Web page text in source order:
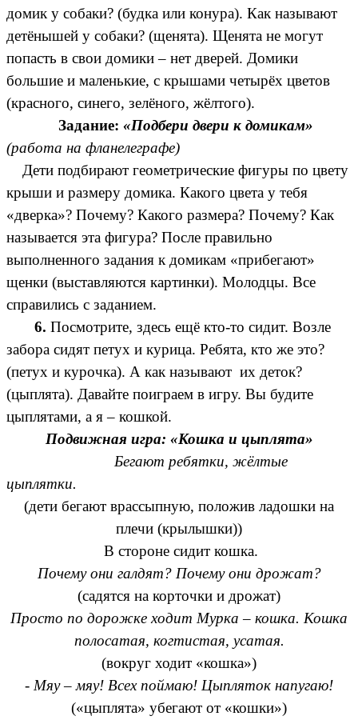
домик у собаки? (будка или конура). Как называют
детёнышей у собаки? (щенята). Щенята не могут
попасть в свои домики – нет дверей. Домики
большие и маленькие, с крышами четырёх цветов
(красного, синего, зелёного, жёлтого).
Задание: «Подбери двери к домикам»
(работа на фланелеграфе)
Дети подбирают геометрические фигуры по цвету
крыши и размеру домика. Какого цвета у тебя
«дверка»? Почему? Какого размера? Почему? Как
называется эта фигура? После правильно
выполненного задания к домикам «прибегают»
щенки (выставляются картинки). Молодцы. Все
справились с заданием.
6. Посмотрите, здесь ещё кто-то сидит. Возле
забора сидят петух и курица. Ребята, кто же это?
(петух и курочка). А как называют их деток?
(цыплята). Давайте поиграем в игру. Вы будите
цыплятами, а я – кошкой.
Подвижная игра: «Кошка и цыплята»
Бегают ребятки, жёлтые
цыплятки.
(дети бегают врассыпную, положив ладошки на
плечи (крылышки))
В стороне сидит кошка.
Почему они галдят? Почему они дрожат?
(садятся на корточки и дрожат)
Просто по дорожке ходит Мурка – кошка. Кошка
полосатая, когтистая, усатая.
(вокруг ходит «кошка»)
- Мяу – мяу! Всех поймаю! Цыпляток напугаю!
(«цыплята» убегают от «кошки»)